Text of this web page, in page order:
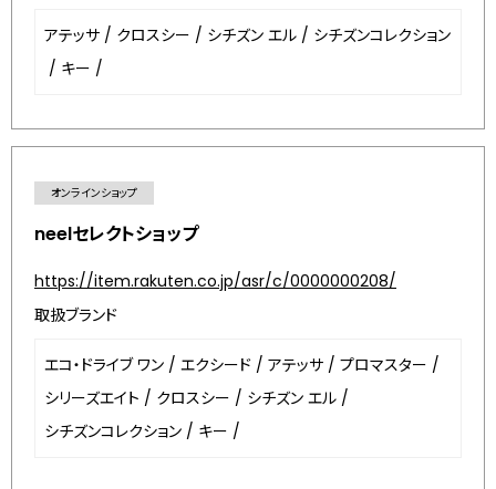
アテッサ / クロスシー / シチズン エル / シチズンコレクション
/ キー /
オンラインショップ
neelセレクトショップ
https://item.rakuten.co.jp/asr/c/0000000208/
取扱ブランド
エコ・ドライブ ワン / エクシード / アテッサ / プロマスター /
シリーズエイト / クロスシー / シチズン エル /
シチズンコレクション / キー /